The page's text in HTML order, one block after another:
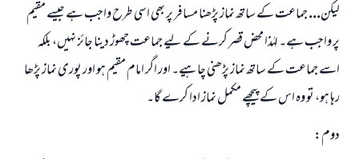
لیکن... جماعت کے ساتھ نماز پڑھنا مسافر پر بھی اسی طرح واجب ہے جیسے مقیم
پر واجب ہے۔ لہٰذا محض قصر کرنے کے لیے جماعت چھوڑ دینا جائز نہیں، بلکہ
اسے جماعت کے ساتھ نماز پڑھنی چاہیے۔ اور اگر امام مقیم ہو اور پوری نماز پڑھا
رہا ہو، تو وہ اس کے پیچھے مکمل نماز ادا کرے گا۔
دوم: